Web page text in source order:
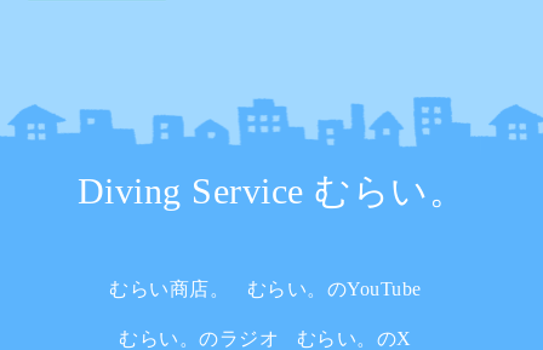
Diving Service むらい。
むらい商店。 むらい。のYouTube
むらい。のラジオ むらい。のX